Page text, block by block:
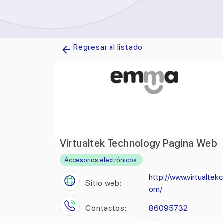
Regresar al listado
Virtualtek Technology Pagina Web
Accesorios electrónicos
Sitio web:
http://
om/
Contactos:
86095732